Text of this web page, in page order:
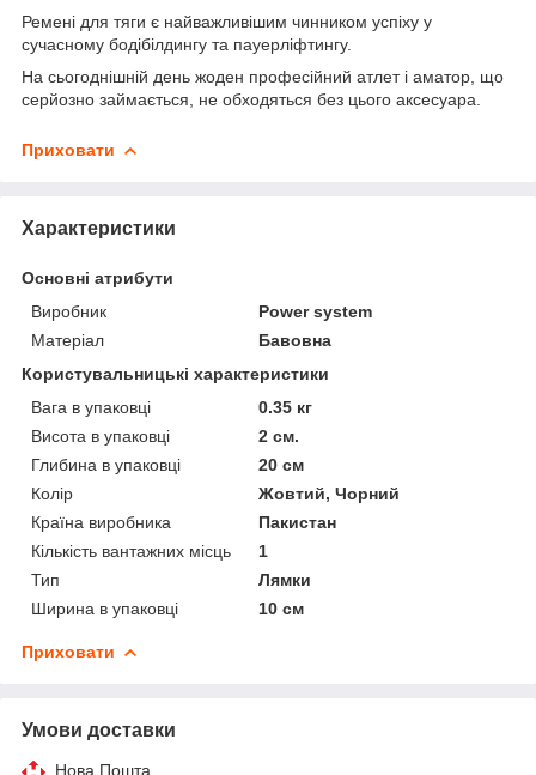
Ремені для тяги є найважливішим чинником успіху у
сучасному бодібілдингу та пауерліфтингу.
На сьогоднішній день жоден професійний атлет і аматор, що
серйозно займається, не обходяться без цього аксесуара.
Приховати
Характеристики
Основні атрибути
Виробник
Power system
Матеріал
Бавовна
Користувальницькі характеристики
Вага в упаковці
0.35 кг
Висота в упаковці
2 см.
Глибина в упаковці
20 см
Колір
Жовтий, Чорний
Країна виробника
Пакистан
Кількість вантажних місць
1
Тип
Лямки
Ширина в упаковці
10 см
Приховати
Умови доставки
Нова Пошта